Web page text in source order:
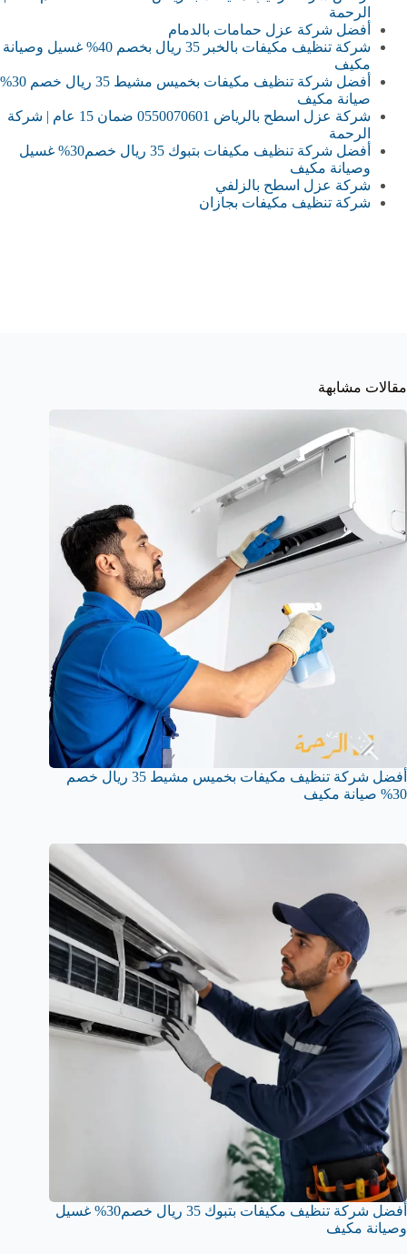
الرحمة
أفضل شركة عزل حمامات بالدمام
شركة تنظيف مكيفات بالخبر 35 ريال بخصم 40% غسيل وصيانة
مكيف
أفضل شركة تنظيف مكيفات بخميس مشيط 35 ريال خصم 30%
صيانة مكيف
شركة عزل اسطح بالرياض 0550070601 ضمان 15 عام | شركة
الرحمة
أفضل شركة تنظيف مكيفات بتبوك 35 ريال خصم30% غسيل
وصيانة مكيف
شركة عزل اسطح بالزلفي
شركة تنظيف مكيفات بجازان
مقالات مشابهة
أفضل شركة تنظيف مكيفات بخميس مشيط 35 ريال خصم
30% صيانة مكيف
أفضل شركة تنظيف مكيفات بتبوك 35 ريال خصم30% غسيل
وصيانة مكيف